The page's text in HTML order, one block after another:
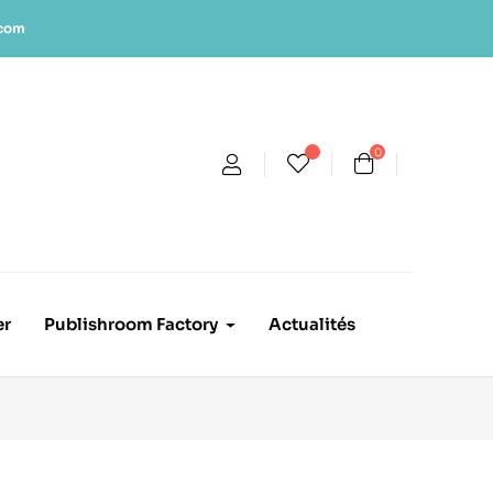
0
Publishroom Factory Actualités